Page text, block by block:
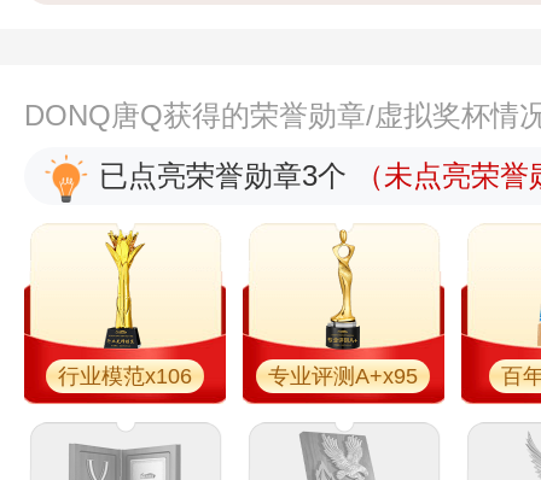
DONQ唐Q获得的荣誉勋章/虚拟奖杯情
已点亮荣誉勋章3个
（未点亮荣
行业模范x106 专业评测A+x95 百